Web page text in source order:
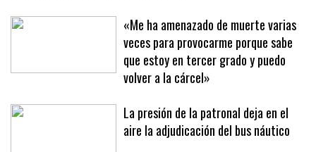
Una tendencia que debe consolidarse
«Me ha amenazado de muerte varias
veces para provocarme porque sabe
que estoy en tercer grado y puedo
volver a la cárcel»
La presión de la patronal deja en el